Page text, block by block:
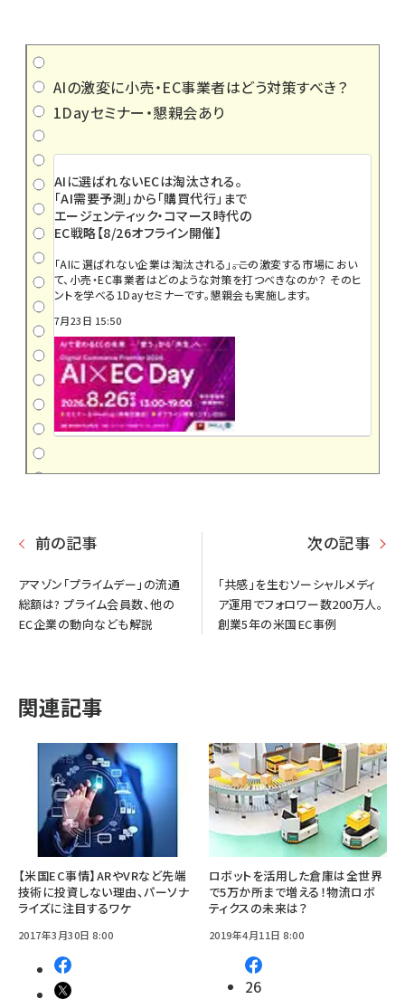
AIの激変に小売・EC事業者はどう対策すべき？
1Dayセミナー・懇親会あり
AIに選ばれないECは淘汰される。
「AI需要予測」から「購買代行」まで
エージェンティック・コマース時代の
EC戦略【8/26オフライン開催】
「AIに選ばれない企業は淘汰される」――。この激変する市場におい
て、小売・EC事業者はどのような対策を打つべきなのか？ そのヒ
ントを学べる1Dayセミナーです。懇親会も実施します。
7月23日 15:50
前の記事
アマゾン「プライムデー」の流通
総額は? プライム会員数、他の
EC企業の動向なども解説
次の記事
「共感」を生むソーシャルメディ
ア運用でフォロワー数200万人。
創業5年の米国EC事例
関連記事
【米国EC事情】ARやVRなど先端
技術に投資しない理由、パーソナ
ライズに注目するワケ
2017年3月30日 8:00
ロボットを活用した倉庫は全世界
で5万か所まで増える！物流ロボ
ティクスの未来は？
2019年4月11日 8:00
26